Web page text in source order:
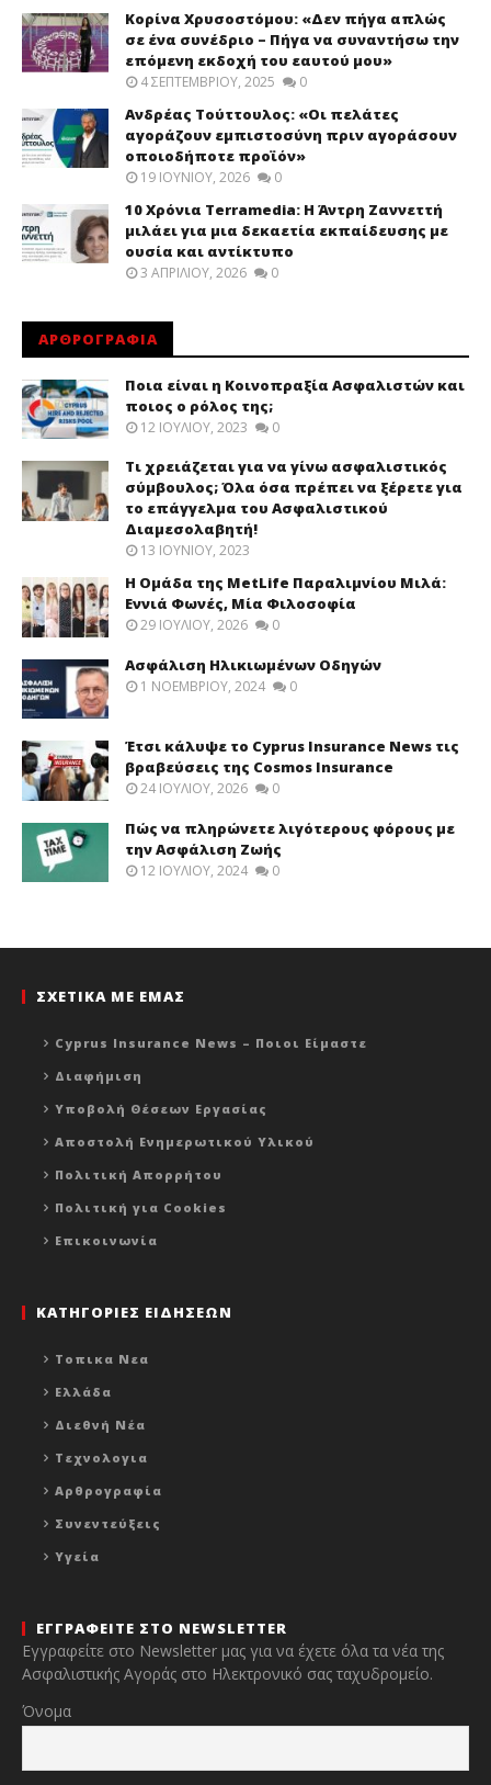
Κορίνα Χρυσοστόμου: «Δεν πήγα απλώς
σε ένα συνέδριο – Πήγα να συναντήσω την
επόμενη εκδοχή του εαυτού μου»
4 ΣΕΠΤΕΜΒΡΊΟΥ, 2025 0
Ανδρέας Τούττουλος: «Οι πελάτες
αγοράζουν εμπιστοσύνη πριν αγοράσουν
οποιοδήποτε προϊόν»
19 ΙΟΥΝΊΟΥ, 2026 0
10 Χρόνια Terramedia: Η Άντρη Ζαννεττή
μιλάει για μια δεκαετία εκπαίδευσης με
ουσία και αντίκτυπο
3 ΑΠΡΙΛΊΟΥ, 2026 0
ΑΡΘΡΟΓΡΑΦΙΑ
Ποια είναι η Κοινοπραξία Ασφαλιστών και
ποιος ο ρόλος της;
12 ΙΟΥΛΊΟΥ, 2023 0
Τι χρειάζεται για να γίνω ασφαλιστικός
σύμβουλος; Όλα όσα πρέπει να ξέρετε για
το επάγγελμα του Ασφαλιστικού
Διαμεσολαβητή!
13 ΙΟΥΝΊΟΥ, 2023
Η Ομάδα της MetLife Παραλιμνίου Μιλά:
Εννιά Φωνές, Μία Φιλοσοφία
29 ΙΟΥΛΊΟΥ, 2026 0
Ασφάλιση Ηλικιωμένων Οδηγών
1 ΝΟΕΜΒΡΊΟΥ, 2024 0
Έτσι κάλυψε το Cyprus Insurance News τις
βραβεύσεις της Cosmos Insurance
24 ΙΟΥΛΊΟΥ, 2026 0
Πώς να πληρώνετε λιγότερους φόρους με
την Ασφάλιση Ζωής
12 ΙΟΥΛΊΟΥ, 2024 0
ΣΧΕΤΙΚΑ ΜΕ ΕΜΑΣ
Cyprus Insurance News – Ποιοι Είμαστε
Διαφήμιση
Υποβολή Θέσεων Εργασίας
Αποστολή Ενημερωτικού Υλικού
Πολιτική Απορρήτου
Πολιτική για Cookies
Επικοινωνία
ΚΑΤΗΓΟΡΙΕΣ ΕΙΔΗΣΕΩΝ
Τοπικα Νεα
Ελλάδα
Διεθνή Νέα
Τεχνολογια
Αρθρογραφία
Συνεντεύξεις
Υγεία
ΕΓΓΡΑΦΕΙΤΕ ΣΤΟ NEWSLETTER
Εγγραφείτε στο Newsletter μας για να έχετε όλα τα νέα της
Ασφαλιστικής Αγοράς στο Ηλεκτρονικό σας ταχυδρομείο.
Όνομα